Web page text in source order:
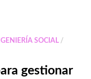
SOCIAL/
gestionar